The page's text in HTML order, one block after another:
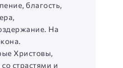
благость,
На
Христовы,
страстями и